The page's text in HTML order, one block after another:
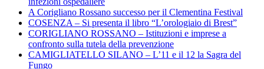
A Corigliano Rossano successo per il Clementina Festival
COSENZA – Si presenta il libro “L’orologiaio di Brest”
CORIGLIANO ROSSANO – Istituzioni e imprese a
confronto sulla tutela della prevenzione
CAMIGLIATELLO SILANO – L’11 e il 12 la Sagra del
Fungo